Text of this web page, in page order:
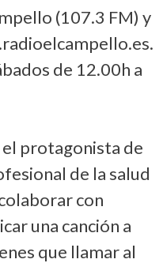
(107.3 FM) y
de 12.00h a
protagonista de
de la salud
con
una canción a
que llamar al